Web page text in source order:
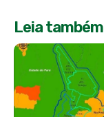
Leia também